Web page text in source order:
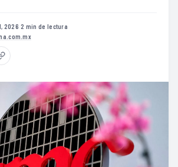
2026·2 min de lectura·